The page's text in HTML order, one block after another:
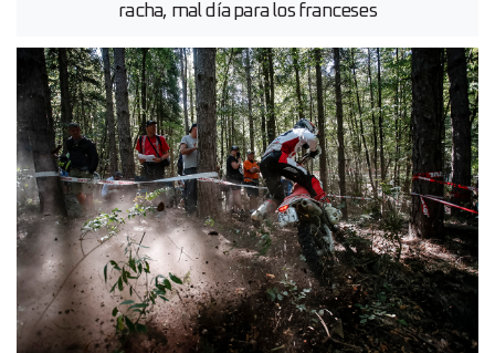
racha, mal día para los franceses